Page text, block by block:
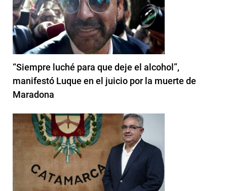
“Siempre luché para que deje el alcohol”,
manifestó Luque en el juicio por la muerte de
Maradona